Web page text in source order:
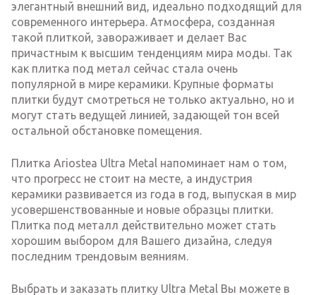
элегантный внешний вид, идеально подходящий для
современного интерьера. Атмосфера, созданная
такой плиткой, завораживает и делает Вас
причастным к высшим тенденциям мира моды. Так
как плитка под метал сейчас стала очень
популярной в мире керамики. Крупные форматы
плитки будут смотреться не только актуально, но и
могут стать ведущей линией, задающей тон всей
остальной обстановке помещения.
Плитка Ariostea Ultra Metal напоминает нам о том,
что прогресс не стоит на месте, а индустрия
керамики развивается из года в год, выпуская в мир
усовершенствованные и новые образцы плитки.
Плитка под металл действительно может стать
хорошим выбором для Вашего дизайна, следуя
последним трендовым веяниям.
Выбрать и заказать плитку Ultra Metal Вы можете в